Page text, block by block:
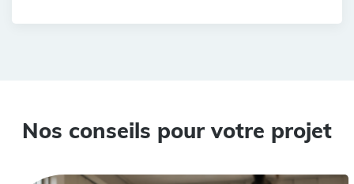
Nos conseils pour votre projet